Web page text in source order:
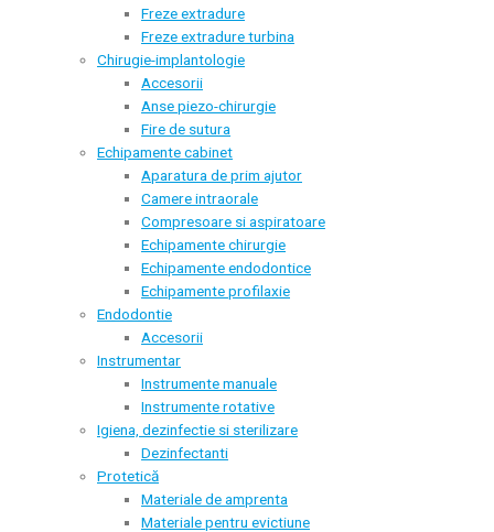
Freze extradure
Freze extradure turbina
Chirugie-implantologie
Accesorii
Anse piezo-chirurgie
Fire de sutura
Echipamente cabinet
Aparatura de prim ajutor
Camere intraorale
Compresoare si aspiratoare
Echipamente chirurgie
Echipamente endodontice
Echipamente profilaxie
Endodontie
Accesorii
Instrumentar
Instrumente manuale
Instrumente rotative
Igiena, dezinfectie si sterilizare
Dezinfectanti
Protetică
Materiale de amprenta
Materiale pentru evictiune